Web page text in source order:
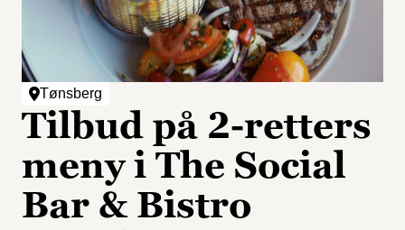
Tønsberg
Tilbud på 2-retters
meny i The Social
Bar & Bistro️